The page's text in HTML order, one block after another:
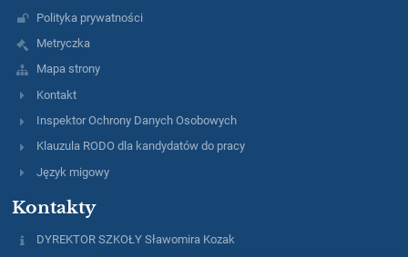
Polityka prywatności
Metryczka
Mapa strony
Kontakt
Inspektor Ochrony Danych Osobowych
Klauzula RODO dla kandydatów do pracy
Język migowy
Kontakty
DYREKTOR SZKOŁY Sławomira Kozak